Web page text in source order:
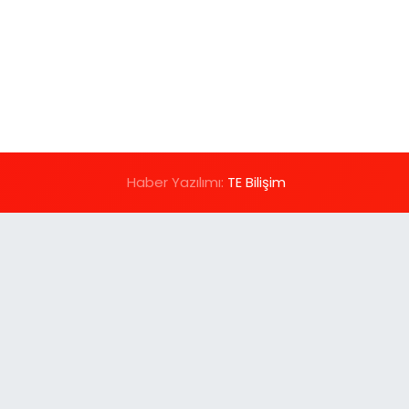
Haber Yazılımı: TE Bilişim